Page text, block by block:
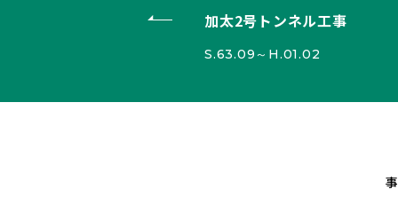
加太2号トンネル工事
S.63.09～H.01.02